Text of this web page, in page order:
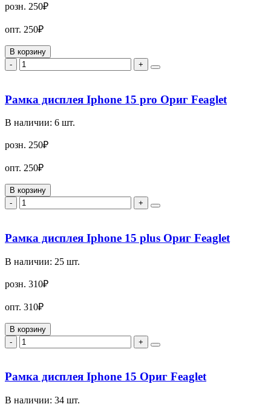
розн. 250₽
опт. 250₽
В корзину
-
+
Рамка дисплея Iphone 15 pro Ориг Feaglet
В наличии: 6 шт.
розн. 250₽
опт. 250₽
В корзину
-
+
Рамка дисплея Iphone 15 plus Ориг Feaglet
В наличии: 25 шт.
розн. 310₽
опт. 310₽
В корзину
-
+
Рамка дисплея Iphone 15 Ориг Feaglet
В наличии: 34 шт.